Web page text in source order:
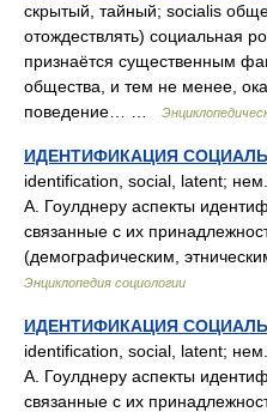
скрытый, тайный; socialis
отождествлять) социальная
признаётся существенным
общества, и тем не менее,
поведение… …
ИДЕНТИФИКАЦИЯ
identification, social, latent;
А. Гоулднеру аспекты
связанные с их
(демографическим,
Энциклопедия социологии
ИДЕНТИФИКАЦИЯ
identification, social, latent;
А. Гоулднеру аспекты
связанные с их